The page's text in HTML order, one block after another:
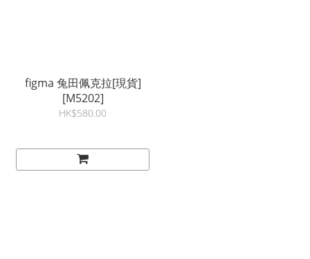
figma 兔田佩克拉[現貨]
[M5202]
HK$580.00